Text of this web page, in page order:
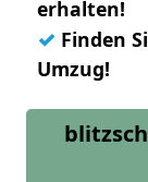
erhalten!
✓ Finden
Umzug!